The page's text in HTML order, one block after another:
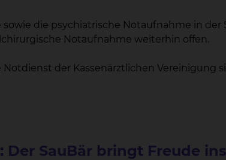
die psychiatrische Notaufnahme in der
Notaufnahme weiterhin offen.
der Kassenärztlichen Vereinigung
SauBär bringt Freude